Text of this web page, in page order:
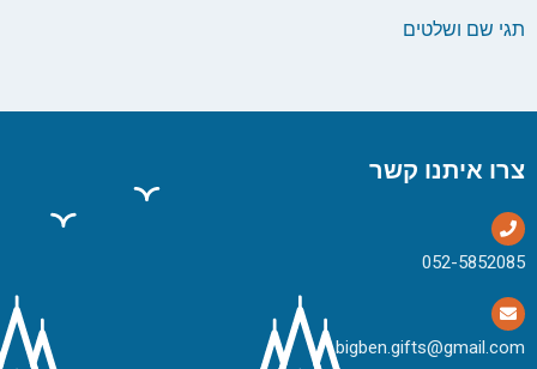
תגי שם ושלטים
צרו איתנו קשר
bigben.gifts@gmail.com